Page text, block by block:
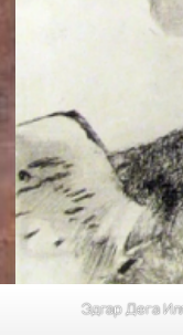
Эдгар Дега